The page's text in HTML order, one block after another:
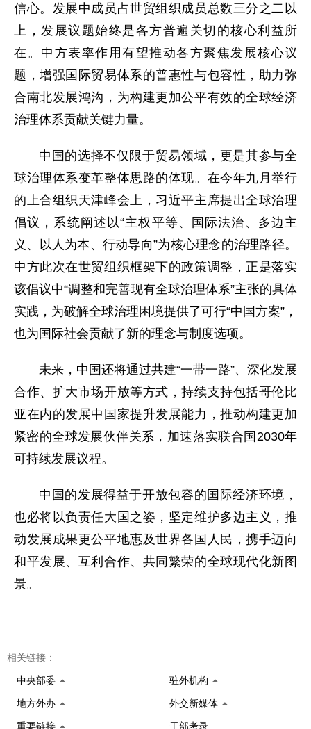
信心。发展中成员占世贸组织成员总数三分之二以
上，发展议题始终是各方普遍关切的核心利益所
在。中方表率作用有望推动各方聚焦发展核心议
题，增强国际贸易体系的普惠性与包容性，助力弥
合南北发展鸿沟，为构建更加公平有效的全球经济
治理体系贡献关键力量。
中国的选择不仅限于贸易领域，更是其参与全
球治理体系变革整体思路的体现。在今年九月举行
的上合组织天津峰会上，习近平主席提出全球治理
倡议，系统阐述以“主权平等、国际法治、多边主
义、以人为本、行动导向”为核心理念的治理路径。
中方此次在世贸组织框架下的政策调整，正是落实
该倡议中“调整和完善现有全球治理体系”主张的具体
实践，为破解全球治理困境提供了可行“中国方案”，
也为国际社会贡献了新的理念与制度选项。
未来，中国还将通过共建“一带一路”、深化发展
合作、扩大市场开放等方式，持续支持包括哥伦比
亚在内的发展中国家提升发展能力，推动构建更加
紧密的全球发展伙伴关系，加速落实联合国2030年
可持续发展议程。
中国的发展得益于开放包容的国际经济环境，
也必将以负责任大国之姿，坚定维护多边主义，推
动发展成果更公平地惠及世界各国人民，携手迈向
和平发展、互利合作、共同繁荣的全球现代化新图
景。
相关链接：
中央部委 驻外机构
地方外办 外交新媒体
重要链接 干部考录